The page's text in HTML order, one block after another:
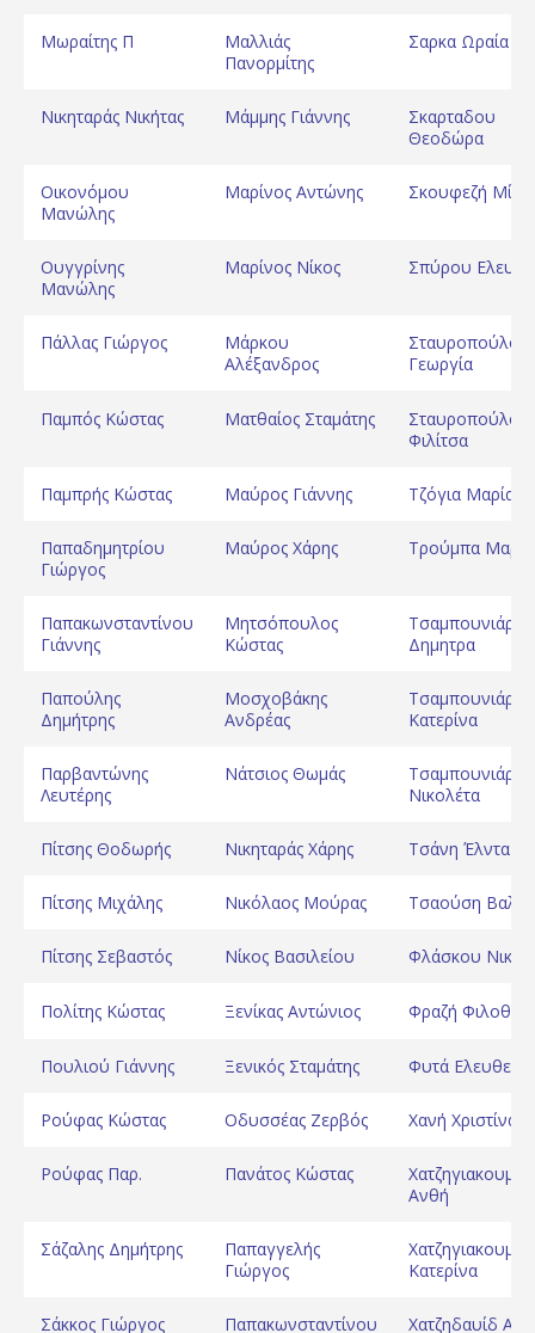
Μωραίτης Π
Μαλλιάς
Πανορμίτης
Σαρκα Ωραία
Νικηταράς Νικήτας Μάμμης Γιάννης
Σκαρταδου
Θεοδώρα
Οικονόμου
Μανώλης
Μαρίνος Αντώνης Σκουφεζή Μίνα
Ουγγρίνης
Μανώλης
Μαρίνος Νίκος Σπύρου
Πάλλας Γιώργος
Μάρκου
Αλέξανδρος
Σταυροπούλου
Γεωργία
Παμπός Κώστας Ματθαίος Σταμάτης
Σταυροπούλου
Φιλίτσα
Παμπρής Κώστας Μαύρος Γιάννης Τζόγια Μαρία
Παπαδημητρίου
Γιώργος
Μαύρος Χάρης Τρούμπα
Παπακωνσταντίνου
Γιάννης
Μητσόπουλος
Κώστας
Τσαμπουνιάρη
Δημητρα
Παπούλης
Δημήτρης
Μοσχοβάκης
Ανδρέας
Τσαμπουνιάρη
Κατερίνα
Παρβαντώνης
Λευτέρης
Νάτσιος Θωμάς
Τσαμπουνιάρη
Νικολέτα
Πίτσης Θοδωρής Νικηταράς Χάρης Τσάνη Έλντα
Πίτσης Μιχάλης Νικόλαος Μούρας Τσαούση
Πίτσης Σεβαστός Νίκος Βασιλείου Φλάσκου
Πολίτης Κώστας Ξενίκας Αντώνιος Φραζή Φιλοθέη
Πουλιού Γιάννης Ξενικός Σταμάτης Φυτά Ελευθερία
Ρούφας Κώστας Οδυσσέας Ζερβός Χανή Χριστίνα
Ρούφας Παρ. Πανάτος Κώστας
Χατζηγιακουμή
Ανθή
Σάζαλης Δημήτρης
Παπαγγελής
Γιώργος
Χατζηγιακουμή
Κατερίνα
Σάκκος Γιώργος
Παπακωνσταντίνου
Χατζηδαυίδ